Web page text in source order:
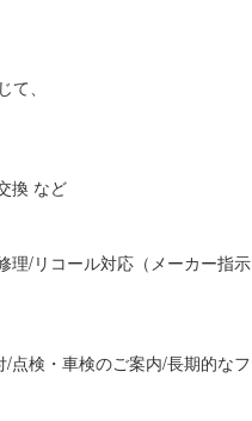
、
換 など
理/リコール対応（メーカー指示
点検・車検のご案内/長期的なフ